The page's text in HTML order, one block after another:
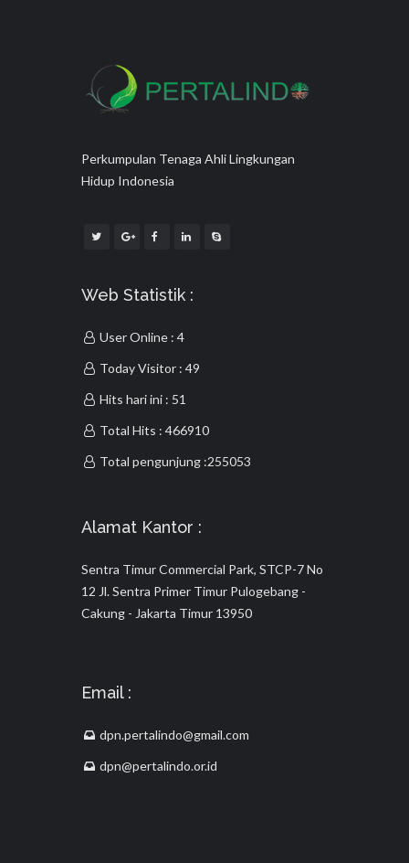
Perkumpulan Tenaga Ahli Lingkungan
Hidup Indonesia
Web Statistik :
User Online : 4
Today Visitor : 49
Hits hari ini : 51
Total Hits : 466910
Total pengunjung :255053
Alamat Kantor :
Sentra Timur Commercial Park, STCP-7 No
12 Jl. Sentra Primer Timur Pulogebang -
Cakung - Jakarta Timur 13950
Email :
dpn.pertalindo@gmail.com
dpn@pertalindo.or.id